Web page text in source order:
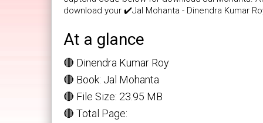
download your ✔️Jal Mohanta - Dinendra Kumar
At a glance
🔴 Dinendra Kumar Roy
🔴 Book: Jal Mohanta
🔴 File Size: 23.95 MB
🔴 Total Page: